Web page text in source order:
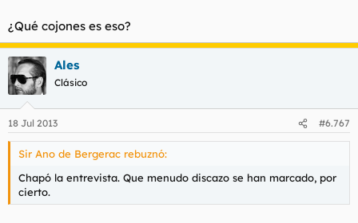
¿Qué cojones es eso?
Ales
Clásico
18 Jul 2013 #6.767
Sir Ano de Bergerac rebuznó:
Chapó la entrevista. Que menudo discazo se han marcado, por
cierto.